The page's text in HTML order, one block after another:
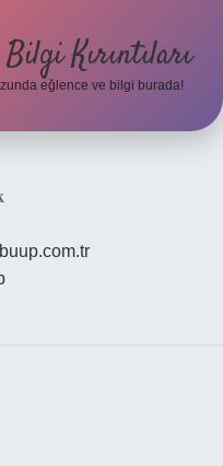
Kırıntıları
eğlence ve bilgi burada!